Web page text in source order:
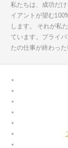
私たちは、成功だ
イアントが望む
します。 それが私
ています。プライ
たの仕事が終わっ